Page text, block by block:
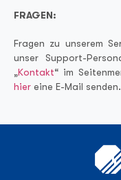
FRAGEN:
Fragen zu unserem
unser Support-
„Kontakt“ im
hier eine E-Mail senden.